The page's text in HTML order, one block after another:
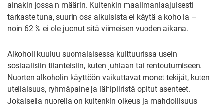
ainakin jossain määrin. Kuitenkin maailmanlaajuisesti
tarkasteltuna, suurin osa aikuisista ei käytä alkoholia –
noin 62 % ei ole juonut sitä viimeisen vuoden aikana.
Alkoholi kuuluu suomalaisessa kulttuurissa usein
sosiaalisiin tilanteisiin, kuten juhlaan tai rentoutumiseen.
Nuorten alkoholin käyttöön vaikuttavat monet tekijät, kuten
uteliaisuus, ryhmäpaine ja lähipiiristä opitut asenteet.
Jokaisella nuorella on kuitenkin oikeus ja mahdollisuus